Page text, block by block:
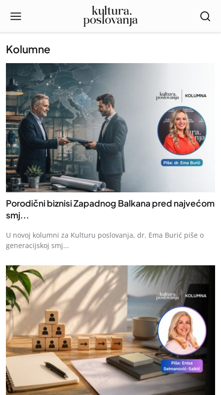
Kolumne
Porodični biznisi Zapadnog Balkana pred najvećom
smj...
U novoj kolumni za Kulturu poslovanja, dr. Ema Burić piše o
generacijskoj smj...